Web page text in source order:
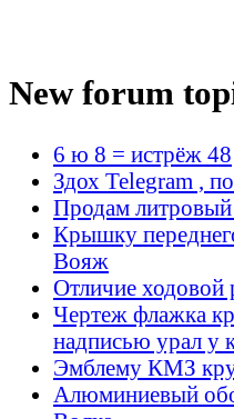
New forum
6 ю 8 = истрёж 48
Здох Telegram ,
Продам литровый
Крышку
Вояж
Отличие ходовой
Чертеж флажка
надписью урал у
Эмблему КМЗ
Алюминиевый